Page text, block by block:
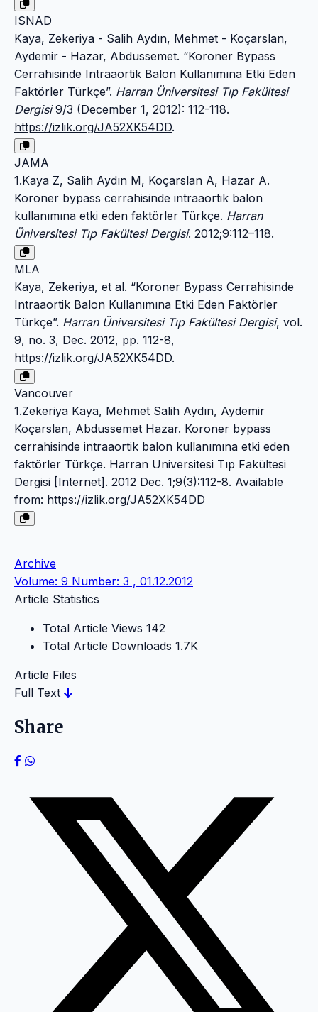
ISNAD
Kaya, Zekeriya - Salih Aydın, Mehmet - Koçarslan,
Aydemir - Hazar, Abdussemet. “Koroner Bypass
Cerrahisinde Intraaortik Balon Kullanımına Etki Eden
Faktörler Türkçe”. Harran Üniversitesi Tıp Fakültesi
Dergisi9/3 (December 1, 2012): 112-118.
https://izlik.org/JA52XK54DD.
JAMA
1.Kaya Z, Salih Aydın M, Koçarslan A, Hazar A.
Koroner bypass cerrahisinde intraaortik balon
kullanımına etki eden faktörler Türkçe. Harran
Üniversitesi Tıp Fakültesi Dergisi. 2012;9:112–118.
MLA
Kaya, Zekeriya, et al. “Koroner Bypass Cerrahisinde
Intraaortik Balon Kullanımına Etki Eden Faktörler
Türkçe”. Harran Üniversitesi Tıp Fakültesi Dergisi, vol.
9, no. 3, Dec. 2012, pp. 112-8,
https://izlik.org/JA52XK54DD.
Vancouver
1.Zekeriya Kaya, Mehmet Salih Aydın, Aydemir
Koçarslan, Abdussemet Hazar. Koroner bypass
cerrahisinde intraaortik balon kullanımına etki eden
faktörler Türkçe. Harran Üniversitesi Tıp Fakültesi
Dergisi [Internet]. 2012 Dec. 1;9(3):112-8. Available
from: https://izlik.org/JA52XK54DD
Archive
Volume: 9 Number: 3 , 01.12.2012
Article Statistics
Total Article Views 142
Total Article Downloads 1.7K
Article Files
Full Text
Share